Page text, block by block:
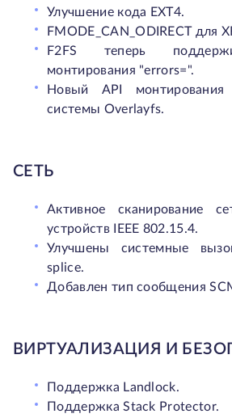
Улучшение кода EXT4.
FMODE_CAN_ODIRECT для
F2FS теперь
монтирования "errors=".
Новый API
системы Overlayfs.
СЕТЬ
Активное сканирование
устройств IEEE 802.15.4.
Улучшены системные
splice.
Добавлен тип сообщения
ВИРТУАЛИЗАЦИЯ И
Поддержка Landlock.
Поддержка Stack Protector.